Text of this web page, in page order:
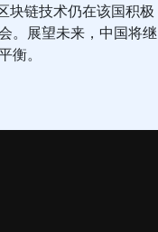
块链技术仍在该国积极
。展望未来，中国将继
。